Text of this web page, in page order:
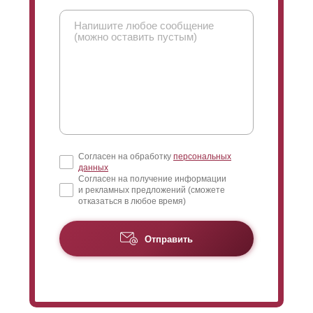
Согласен на обработку персональных
данных
Согласен на получение информации
и рекламных предложений (сможете
отказаться в любое время)
Отправить